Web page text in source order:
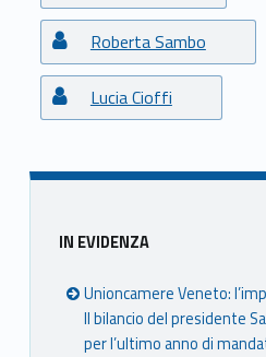
a
–
C
o
Roberta Sambo
Lucia Cioffi
Sidebar
IN EVIDENZA
Unioncamere Veneto:
Il bilancio del presidente
per l’ultimo anno di